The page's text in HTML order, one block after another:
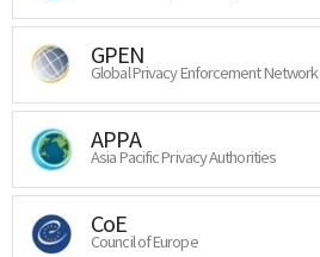
GPEN
Global Privacy Enforcement Network
APPA
Asia Pacific Privacy Authorities
CoE
Council of Europe